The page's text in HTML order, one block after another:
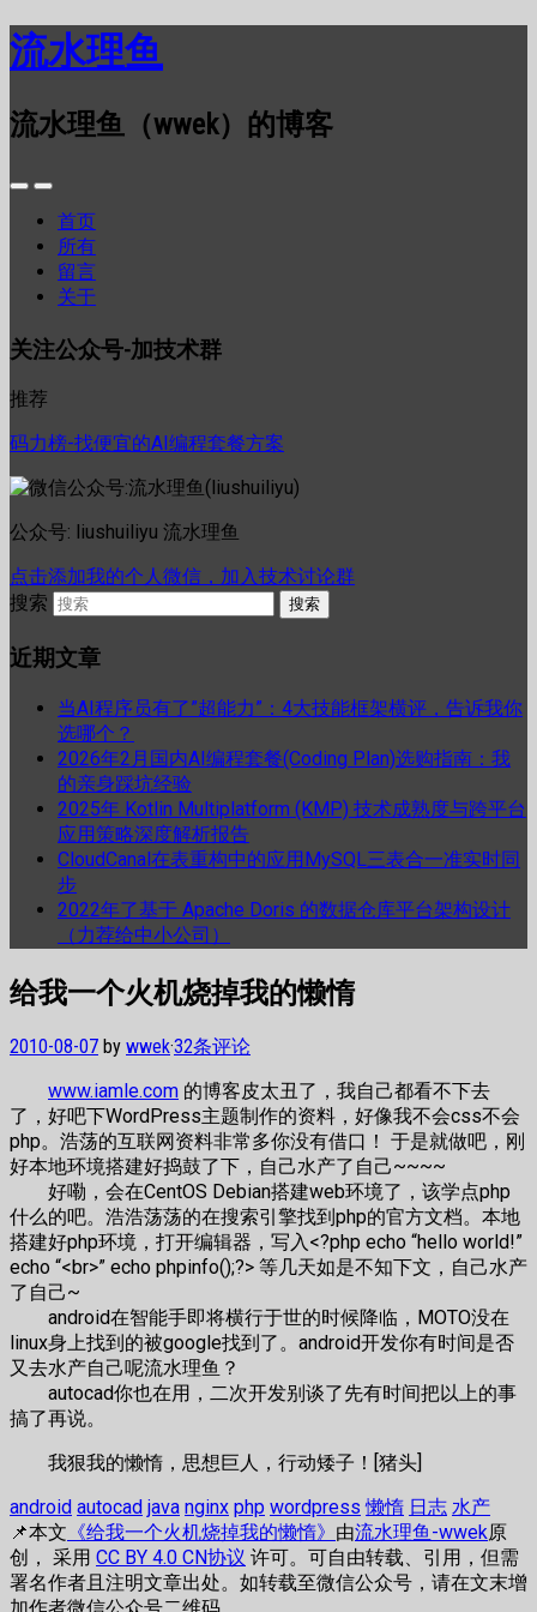
流水理鱼
流水理鱼（wwek）的博客
首页
所有
留言
关于
关注公众号-加技术群
推荐
码力榜-找便宜的AI编程套餐方案
公众号: liushuiliyu 流水理鱼
点击添加我的个人微信，加入技术讨论群
搜索
近期文章
当AI程序员有了”超能力”：4大技能框架横评，告诉我你
选哪个？
2026年2月国内AI编程套餐(Coding Plan)选购指南：我
的亲身踩坑经验
2025年 Kotlin Multiplatform (KMP) 技术成熟度与跨平台
应用策略深度解析报告
CloudCanal在表重构中的应用MySQL三表合一准实时同
步
2022年了基于 Apache Doris 的数据仓库平台架构设计
（力荐给中小公司）
给我一个火机烧掉我的懒惰
2010-08-07 by wwek·32条评论
www.iamle.com 的博客皮太丑了，我自己都看不下去
了，好吧下WordPress主题制作的资料，好像我不会css不会
php。浩荡的互联网资料非常多你没有借口！ 于是就做吧，刚
好本地环境搭建好捣鼓了下，自己水产了自己~~~~
好嘞，会在CentOS Debian搭建web环境了，该学点php
什么的吧。浩浩荡荡的在搜索引擎找到php的官方文档。本地
搭建好php环境，打开编辑器，写入<?php echo “hello world!”
echo “<br>” echo phpinfo();?> 等几天如是不知下文，自己水产
了自己~
android在智能手即将横行于世的时候降临，MOTO没在
linux身上找到的被google找到了。android开发你有时间是否
又去水产自己呢流水理鱼？
autocad你也在用，二次开发别谈了先有时间把以上的事
搞了再说。
我狠我的懒惰，思想巨人，行动矮子！[猪头]
android autocad java nginx php wordpress 懒惰 日志 水产
📌本文 《给我一个火机烧掉我的懒惰》 由流水理鱼-wwek原
创， 采用 CC BY 4.0 CN协议 许可。可自由转载、引用，但需
署名作者且注明文章出处。如转载至微信公众号，请在文末增